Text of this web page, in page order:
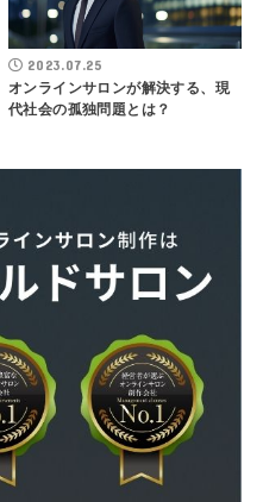
2023.07.25
オンラインサロンが解決する、現
代社会の孤独問題とは？